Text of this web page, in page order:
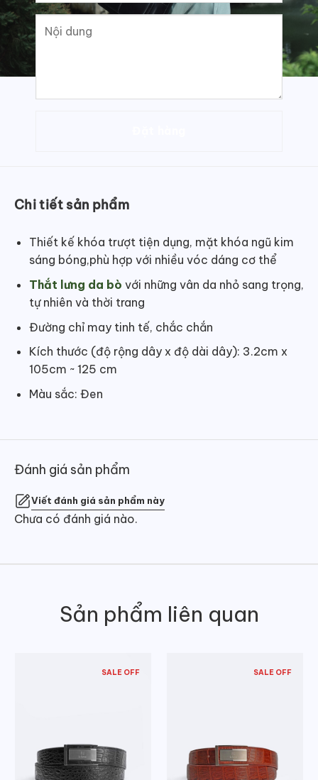
Chi tiết sản phẩm
Thiết kế khóa trượt tiện dụng, mặt khóa ngũ kim
sáng bóng,phù hợp với nhiều vóc dáng cơ thể
Thắt lưng da bò với những vân da nhỏ sang trọng,
tự nhiên và thời trang
Đường chỉ may tinh tế, chắc chắn
Kích thước (độ rộng dây x độ dài dây): 3.2cm x
105cm ~ 125 cm
Màu sắc: Đen
Đánh giá sản phẩm
Viết đánh giá sản phẩm này
Chưa có đánh giá nào.
Sản phẩm liên quan
SALE OFF SALE OFF